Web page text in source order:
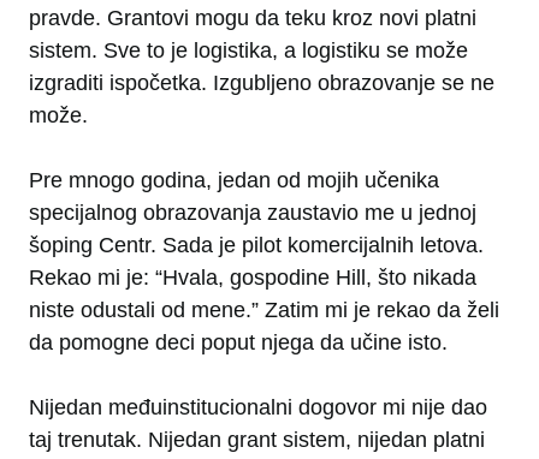
pravde. Grantovi mogu da teku kroz novi platni
sistem. Sve to je logistika, a logistiku se može
izgraditi ispočetka. Izgubljeno obrazovanje se ne
može.
Pre mnogo godina, jedan od mojih učenika
specijalnog obrazovanja zaustavio me u jednoj
šoping Centr. Sada je pilot komercijalnih letova.
Rekao mi je: “Hvala, gospodine Hill, što nikada
niste odustali od mene.” Zatim mi je rekao da želi
da pomogne deci poput njega da učine isto.
Nijedan međuinstitucionalni dogovor mi nije dao
taj trenutak. Nijedan grant sistem, nijedan platni